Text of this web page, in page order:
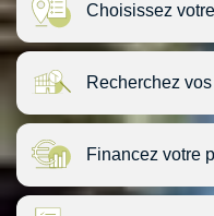
Choisissez
Recherchez
Financez votre